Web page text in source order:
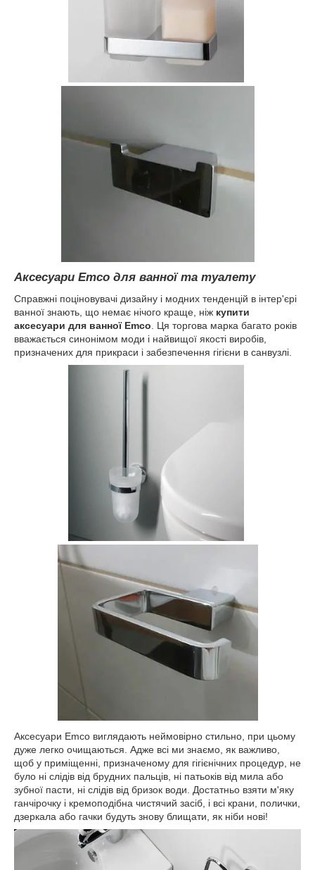
Аксесуари Emco для ванної та туалету
Справжні поціновувачі дизайну і модних тенденцій в інтер'єрі
ванної знають, що немає нічого краще, ніж купити
аксесуари для ванної Emco . Ця торгова марка багато років
вважається синонімом моди і найвищої якості виробів,
призначених для прикраси і забезпечення гігієни в санвузлі.
Аксесуари Emco виглядають неймовірно стильно, при цьому
дуже легко очищаються. Адже всі ми знаємо, як важливо,
щоб у приміщенні, призначеному для гігієнічних процедур, не
було ні слідів від брудних пальців, ні патьоків від мила або
зубної пасти, ні слідів від бризок води. Достатньо взяти м'яку
ганчірочку і кремоподібна чистячий засіб, і всі крани, полички,
дзеркала або гачки будуть знову блищати, як ніби нові!